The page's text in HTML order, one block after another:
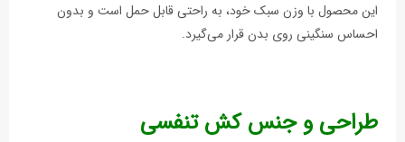
این محصول با وزن سبک خود، به راحتی قابل حمل است و بدون
احساس سنگینی روی بدن قرار می‌گیرد.
طراحی و جنس کش تنفسی